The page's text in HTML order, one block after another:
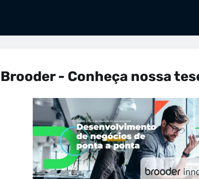
Brooder - Conheça nossa